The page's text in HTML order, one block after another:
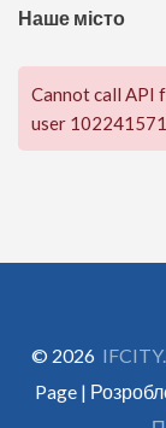
Наше місто
Cannot call API
user
© 2026
Page |